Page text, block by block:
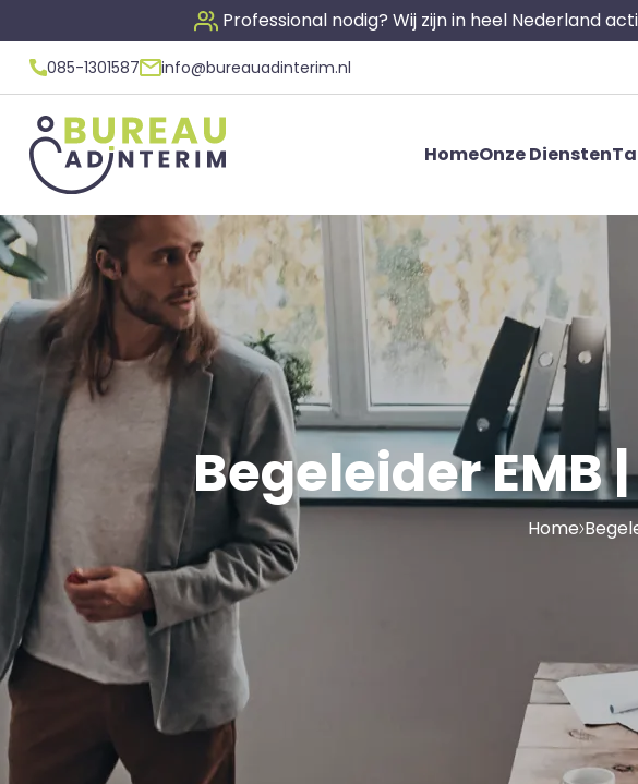
Professional nodig? Wij zijn in heel Nederland
085-1301587 info@bureauadinterim.nl
HomeOnze Diensten
Begeleider EMB
Home